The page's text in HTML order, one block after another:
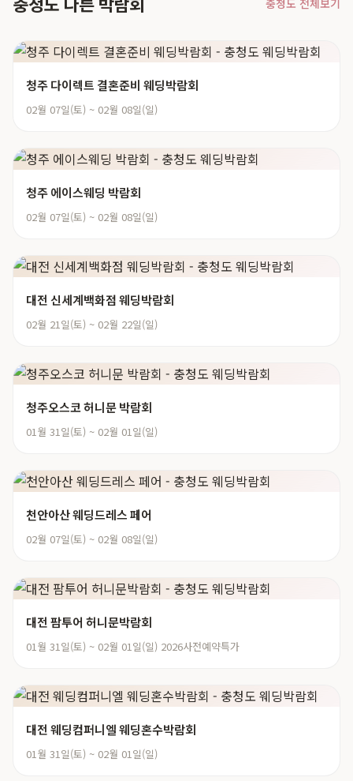
충청도 전체보기
청주 다이렉트 결혼준비 웨딩박람회
02월 07일(토) ~ 02월 08일(일)
청주 에이스웨딩 박람회
02월 07일(토) ~ 02월 08일(일)
대전 신세계백화점 웨딩박람회
02월 21일(토) ~ 02월 22일(일)
청주오스코 허니문 박람회
01월 31일(토) ~ 02월 01일(일)
천안아산 웨딩드레스 페어
02월 07일(토) ~ 02월 08일(일)
대전 팜투어 허니문박람회
01월 31일(토) ~ 02월 01일(일) 2026사전예약특가
대전 웨딩컴퍼니엘 웨딩혼수박람회
01월 31일(토) ~ 02월 01일(일)